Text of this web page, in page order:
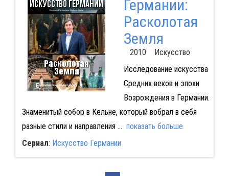
Германии:
Расколотая
Земля
2010 Искусство
Исследование искусства
Средних веков и эпохи
Возрождения в Германии.
Знаменитый собор в Кельне, который вобрал в себя
разные стили и направления... показать больше
Сериал: Искусство Германии